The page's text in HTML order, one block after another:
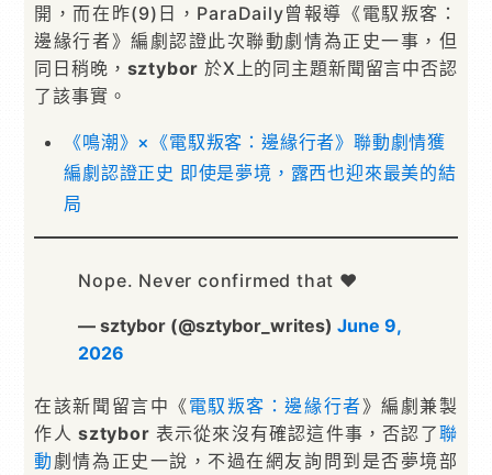
開，而在昨(9)日，ParaDaily曾報導《電馭叛客：
邊緣行者》編劇認證此次聯動劇情為正史一事，但
同日稍晚， sztybor 於X上的同主題新聞留言中否認
了該事實。
《鳴潮》×《電馭叛客：邊緣行者》聯動劇情獲
編劇認證正史 即使是夢境，露西也迎來最美的結
局
Nope. Never confirmed that ❤️
— sztybor (@sztybor_writes)June 9,
2026
在該新聞留言中《電馭叛客：邊緣行者》編劇兼製
作人 sztybor 表示從來沒有確認這件事，否認了聯
動 劇情為正史一說，不過在網友詢問到是否夢境部